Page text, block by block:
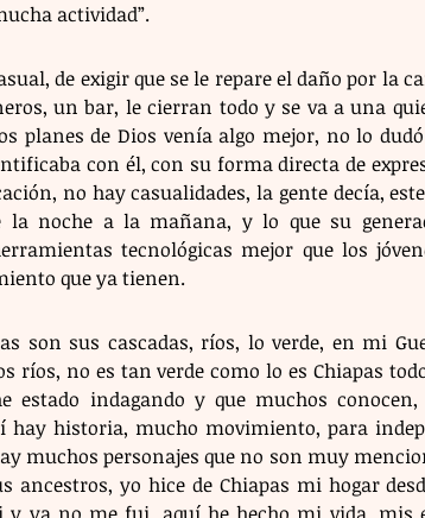
actividad”.
de exigir que se le repare el daño por la
un bar, le cierran todo y se va a una
planes de Dios venía algo mejor, no lo
con él, con su forma directa de
no hay casualidades, la gente decía,
la noche a la mañana, y lo que su
tecnológicas mejor que los
que ya tienen.
son sus cascadas, ríos, lo verde, en mi
ríos, no es tan verde como lo es Chiapas
estado indagando y que muchos conocen,
hay historia, mucho movimiento, para
muchos personajes que no son muy
ancestros, yo hice de Chiapas mi hogar